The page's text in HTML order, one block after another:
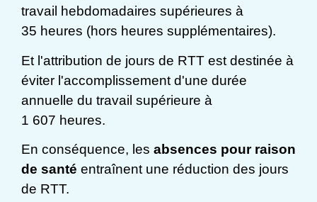
travail hebdomadaires supérieures à
35 heures (hors heures supplémentaires).
Et l'attribution de jours de RTT est destinée à
éviter l'accomplissement d'une durée
annuelle du travail supérieure à
1 607 heures.
En conséquence, les absences pour raison
de santé entraînent une réduction des jours
de RTT.